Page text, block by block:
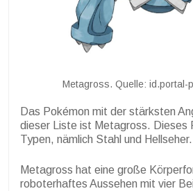
Metagross. Quelle: id.portal-
Das Pokémon mit der stärksten
dieser Liste ist Metagross. Dieses
Typen, nämlich Stahl und Hellseher.
Metagross hat eine große
roboterhaftes Aussehen mit vier